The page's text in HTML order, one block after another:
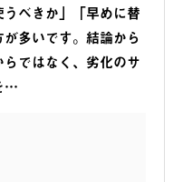
べきか」「早めに替
多いです。結論から
ではなく、劣化のサ
…